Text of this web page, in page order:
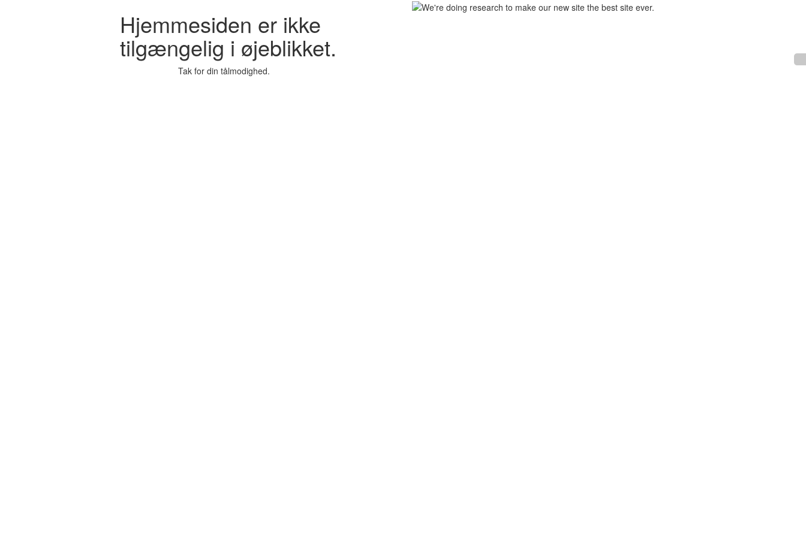
Hjemmesiden er ikke
tilgængelig i øjeblikket.
Tak for din tålmodighed.